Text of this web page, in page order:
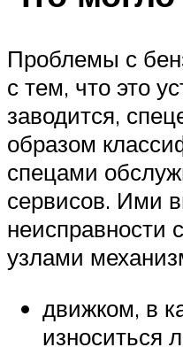
Проблемы с
с тем, что это
заводится,
образом
спецами
сервисов. Ими
неисправности
узлами
движком, в
износиться